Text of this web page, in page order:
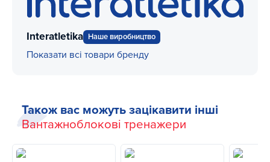
Interatletika Наше виробництво
Показати всі товари бренду
Також вас можуть зацікавити інші
Вантажноблокові тренажери